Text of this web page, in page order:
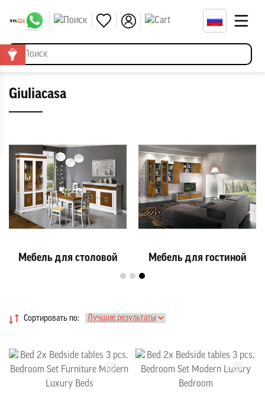
Giuliacasa
Мебель для столовой Мебель для гостиной
Сортировать по: